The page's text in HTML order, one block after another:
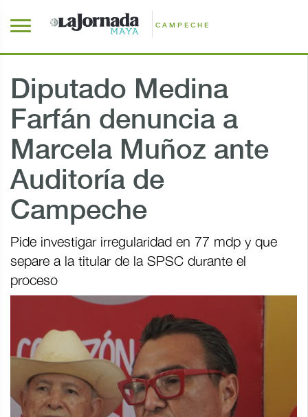
CAMPECHE
Diputado Medina
Farfán denuncia a
Marcela Muñoz ante
Auditoría de
Campeche
Pide investigar irregularidad en 77 mdp y que
separe a la titular de la SPSC durante el
proceso